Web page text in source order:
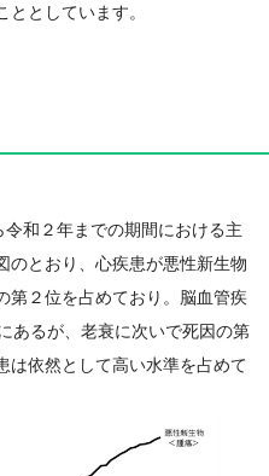
としています。
和２年までの期間における主
のとおり、心疾患が悪性新生物
第２位を占めており。脳血管疾
あるが、老衰に次いで死因の第
は依然として高い水準を占めて